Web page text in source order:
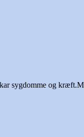
sygdomme og